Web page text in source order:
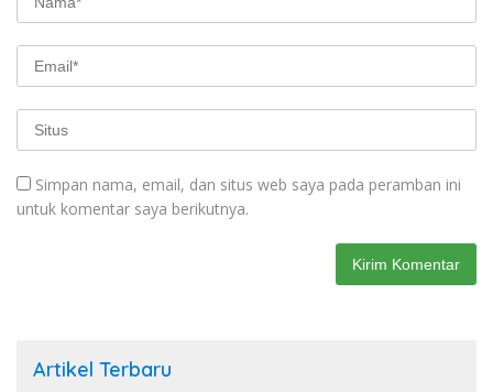
Simpan nama, email, dan situs web saya pada peramban ini
untuk komentar saya berikutnya.
Artikel Terbaru